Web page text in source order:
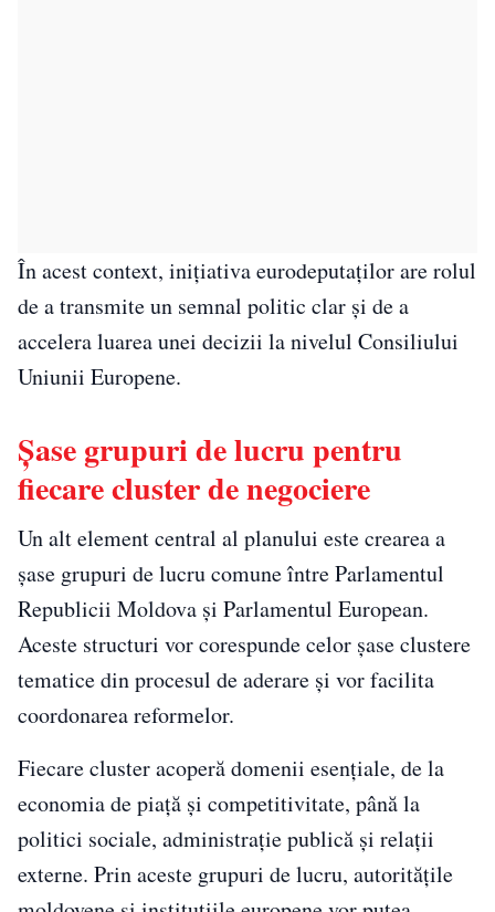
În acest context, inițiativa eurodeputaților are rolul
de a transmite un semnal politic clar și de a
accelera luarea unei decizii la nivelul Consiliului
Uniunii Europene.
Șase grupuri de lucru pentru
fiecare cluster de negociere
Un alt element central al planului este crearea a
șase grupuri de lucru comune între Parlamentul
Republicii Moldova și Parlamentul European.
Aceste structuri vor corespunde celor șase clustere
tematice din procesul de aderare și vor facilita
coordonarea reformelor.
Fiecare cluster acoperă domenii esențiale, de la
economia de piață și competitivitate, până la
politici sociale, administrație publică și relații
externe. Prin aceste grupuri de lucru, autoritățile